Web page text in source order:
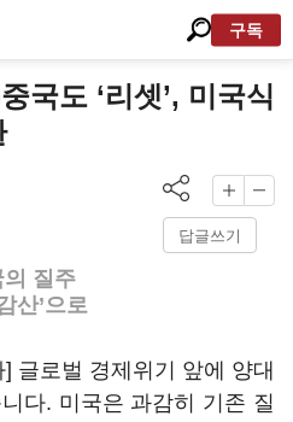
구독
국도 ‘리셋’, 미국식
답글쓰기
의 질주
산’으로
글로벌 경제위기 앞에 양대
다. 미국은 과감히 기존 질